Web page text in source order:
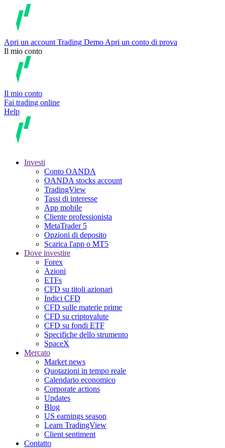
Apri un account Trading Demo Apri un conto di prova
Il mio conto
Il mio conto
Fai trading online
Help
Investi
Conto OANDA
OANDA stocks account
TradingView
Tassi di interesse
App mobile
Cliente professionista
MetaTrader 5
Opzioni di deposito
Scarica l'app o MT5
Dove investire
Forex
Azioni
ETFs
CFD su titoli azionari
Indici CFD
CFD sulle materie prime
CFD su criptovalute
CFD su fondi ETF
Specifiche dello strumento
SpaceX
Mercato
Market news
Quotazioni in tempo reale
Calendario economico
Corporate actions
Updates
Blog
US earnings season
Learn TradingView
Client sentiment
Contatto